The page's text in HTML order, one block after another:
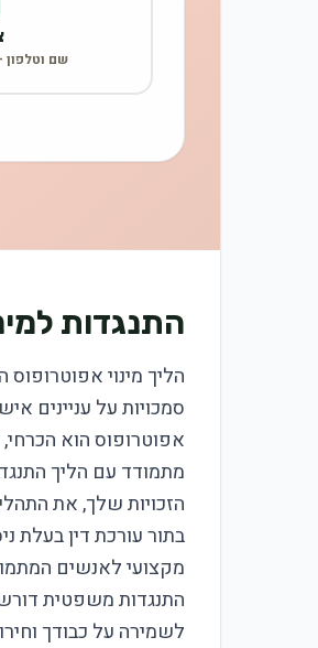
שם וטלפון
התנגדות
הליך מינוי
סמכויות על עניינים
אפוטרופוס הוא
מתמודד עם הליך
הזכויות שלך, את
בתור עורכת דין בעלת
מקצועי לאנשים
התנגדות משפטית
לשמירה על כבודך